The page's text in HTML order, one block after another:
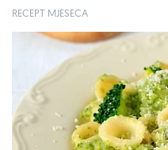
RECEPT MJESECA